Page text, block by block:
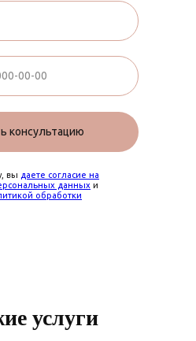
вы даете согласие на
данных и
обработки
консультацию
услуги